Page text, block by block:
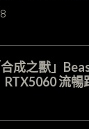
合成之獸」
流暢